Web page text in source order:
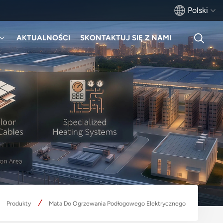
Polski
English
français
Deutsch
русский
italiano
español
AKTUALNOŚCI SKONTAKTUJ SIĘ Z NAMI
Produkty Mata Do Ogrzewania Podłogowego Elektrycznego